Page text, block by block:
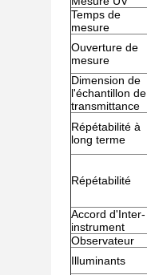
Temps de
mesure
Ouverture de
mesure
Dimension de
l'échantillon de
transmittance
Répétabilité à
long terme
Répétabilité
Accord d'Inter-
instrument
Observateur
Illuminants